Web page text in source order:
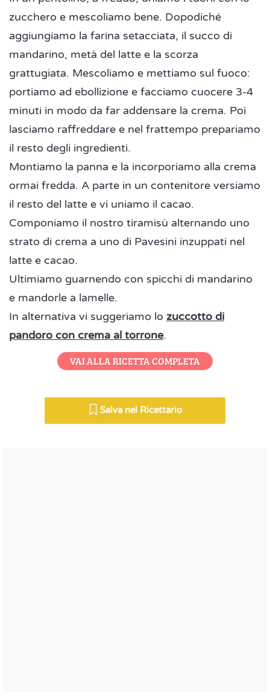
zucchero e mescoliamo bene. Dopodiché
aggiungiamo la farina setacciata, il succo di
mandarino, metà del latte e la scorza
grattugiata. Mescoliamo e mettiamo sul fuoco:
portiamo ad ebollizione e facciamo cuocere 3-4
minuti in modo da far addensare la crema. Poi
lasciamo raffreddare e nel frattempo prepariamo
il resto degli ingredienti.
Montiamo la panna e la incorporiamo alla crema
ormai fredda. A parte in un contenitore versiamo
il resto del latte e vi uniamo il cacao.
Componiamo il nostro tiramisù alternando uno
strato di crema a uno di Pavesini inzuppati nel
latte e cacao.
Ultimiamo guarnendo con spicchi di mandarino
e mandorle a lamelle.
In alternativa vi suggeriamo lo zuccotto di
pandoro con crema al torrone.
VAI ALLA RICETTA COMPLETA
Salva nel Ricettario